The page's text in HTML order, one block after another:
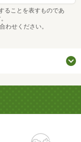
ることを表すものであ
わせください。